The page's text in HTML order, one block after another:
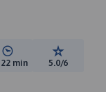
Średni czas potrzebny
min Ocena
5.0/6